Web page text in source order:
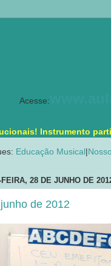
Acesse:
Instrumento
Educação Musical
28 DE JUNHO DE
de 2012